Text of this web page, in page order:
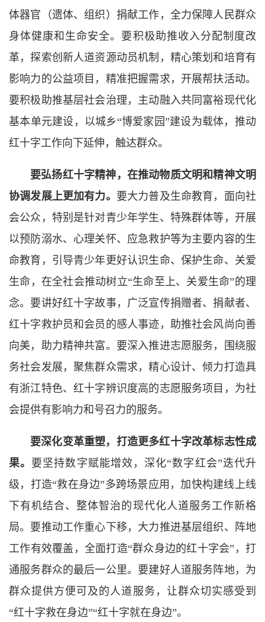
体器官（遗体、组织）捐献工作，全力保障人民群众
身体健康和生命安全。要积极助推收入分配制度改
革，探索创新人道资源动员机制，精心策划和培育有
影响力的公益项目，精准把握需求，开展帮扶活动。
要积极助推基层社会治理，主动融入共同富裕现代化
基本单元建设，以城乡“博爱家园”建设为载体，推动
红十字工作向下延伸，触达群众。
要弘扬红十字精神，在推动物质文明和精神文明
协调发展上更加有力。 要大力普及生命教育，面向社
会公众，特别是针对青少年学生、特殊群体等，开展
以预防溺水、心理关怀、应急救护等为主要内容的生
命教育，引导青少年更好认识生命、保护生命、关爱
生命，在全社会推动树立“生命至上、关爱生命”的理
念。要讲好红十字故事，广泛宣传捐赠者、捐献者、
红十字救护员和会员的感人事迹，助推社会风尚向善
向美，助力精神共富。要深入推进志愿服务，围绕服
务社会发展，聚焦群众需求，精心设计、倾力打造具
有浙江特色、红十字辨识度高的志愿服务项目，为社
会提供有影响力和号召力的服务。
要深化变革重塑，打造更多红十字改革标志性成
果。 要坚持数字赋能增效，深化“数字红会”迭代升
级，打造“救在身边”多跨场景应用，加快构建线上线
下有机结合、整体智治的现代化人道服务工作新格
局。要推动工作重心下移，大力推进基层组织、阵地
工作有效覆盖，全面打造“群众身边的红十字会”，打
通服务群众的最后一公里。要建好人道服务阵地，为
群众提供方便可及的人道服务，让群众切实感受到
“红十字救在身边”“红十字就在身边”。